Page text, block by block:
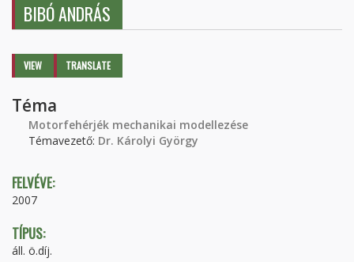
BIBÓ ANDRÁS
Primary tabs
VIEW (ACTIVETRANSLATE
Téma
Motorfehérjék mechanikai modellezése
Témavezető: Dr. Károlyi György
FELVÉVE:
2007
TÍPUS:
áll. ö.díj.